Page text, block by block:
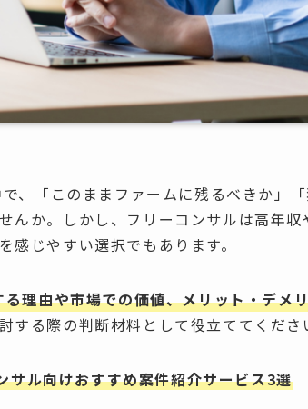
、「このままファームに残るべきか」
んか。しかし、フリーコンサルは高年
じやすい選択でもあります。
理由や市場での価値、メリット・デメ
する際の判断材料として役立ててくださ
サル向けおすすめ案件紹介サービス3選